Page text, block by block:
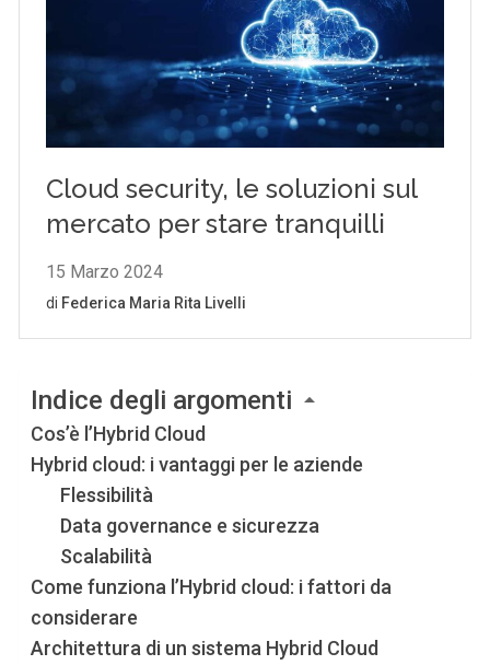
Indice degli argomenti
Cos’è l’Hybrid Cloud
Hybrid cloud: i vantaggi per le aziende
Flessibilità
Data governance e sicurezza
Scalabilità
Come funziona l’Hybrid cloud: i fattori da
considerare
Architettura di un sistema Hybrid Cloud